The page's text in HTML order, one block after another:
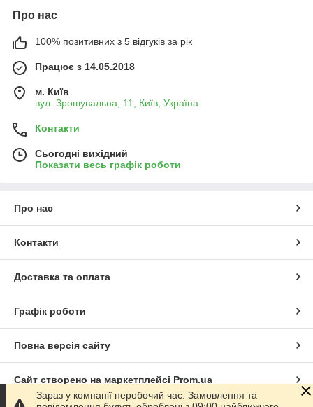
Про нас
100% позитивних з 5 відгуків за рік
Працює з 14.05.2018
м. Київ
вул. Зрошувальна, 11, Київ, Україна
Контакти
Сьогодні вихідний
Показати весь графік роботи
Про нас
Контакти
Доставка та оплата
Графік роботи
Повна версія сайту
Сайт створено на маркетплейсі Prom.ua
Зараз у компанії неробочий час. Замовлення та